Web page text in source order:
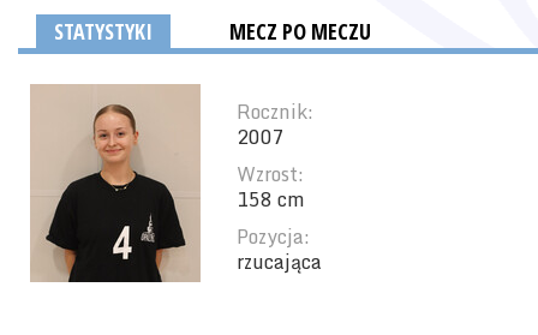
STATYSTYKI MECZ PO MECZU
Rocznik:
2007
Wzrost:
158 cm
Pozycja:
rzucająca